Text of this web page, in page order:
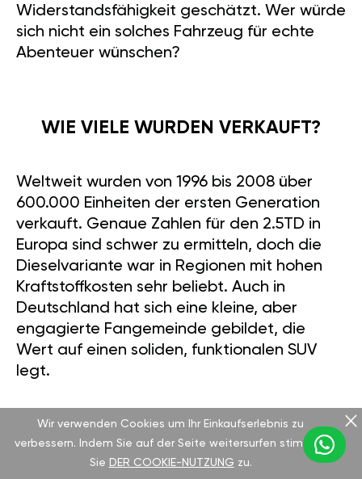
Widerstandsfähigkeit geschätzt. Wer würde
sich nicht ein solches Fahrzeug für echte
Abenteuer wünschen?
WIE VIELE WURDEN VERKAUFT?
Weltweit wurden von 1996 bis 2008 über
600.000 Einheiten der ersten Generation
verkauft. Genaue Zahlen für den 2.5TD in
Europa sind schwer zu ermitteln, doch die
Dieselvariante war in Regionen mit hohen
Kraftstoffkosten sehr beliebt. Auch in
Deutschland hat sich eine kleine, aber
engagierte Fangemeinde gebildet, die
Wert auf einen soliden, funktionalen SUV
legt.
VERGLEICH MIT EINEM
KONKURRENTEN
Wir verwenden Cookies um Ihr Einkaufserlebnis zu
verbessern. Indem Sie auf der Seite weitersurfen stimmen
Sie DER COOKIE-NUTZUNG zu.